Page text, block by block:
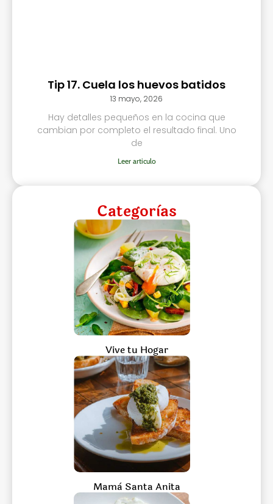
Tip 17. Cuela los huevos batidos
13 mayo, 2026
Hay detalles pequeños en la cocina que
cambian por completo el resultado final. Uno
de
Leer articulo
Categorìas
Vive tu Hogar
Mamà Santa Anita